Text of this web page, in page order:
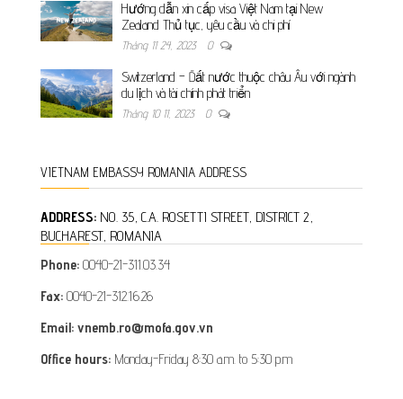
Hướng dẫn xin cấp visa Việt Nam tại New
Zealand Thủ tục, yêu cầu và chi phí
Tháng 11 24, 2023 0
Switzerland – Đất nước thuộc châu Âu với ngành
du lịch và tài chính phát triển
Tháng 10 11, 2023 0
VIETNAM EMBASSY ROMANIA ADDRESS
ADDRESS: NO. 35, C.A. ROSETTI STREET, DISTRICT 2,
BUCHAREST, ROMANIA
Phone: 0040-21-311.03.34
Fax: 0040-21-312.16.26
Email: vnemb.ro@mofa.gov.vn
Office hours: Monday-Friday 8:30 a.m. to 5:30 p.m